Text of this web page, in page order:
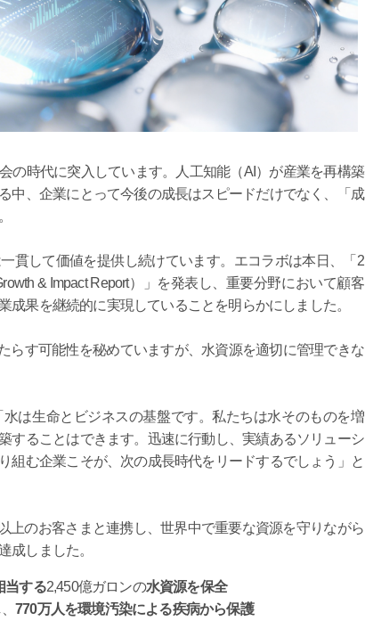
の時代に突入しています。人工知能（AI）が産業を再構築
中、企業にとって今後の成長はスピードだけでなく、「成
貫して価値を提供し続けています。エコラボは本日、「2
& Impact Report）」を発表し、重要分野において顧客
果を継続的に実現していることを明らかにしました。
らす可能性を秘めていますが、水資源を適切に管理できな
は生命とビジネスの基盤です。私たちは水そのものを増
することはできます。迅速に行動し、実績あるソリューシ
組む企業こそが、次の成長時代をリードするでしょう」と
上のお客さまと連携し、世界中で重要な資源を守りながら
成しました。
当する2,450億ガロンの水資源を保全
770万人を環境汚染による疾病から保護